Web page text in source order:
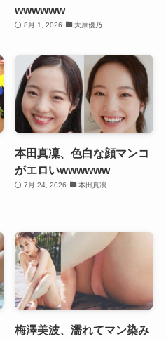
wwwwww
8月 1, 2026 大原優乃
本田真凜、色白な顔マンコ
がエロいwwwwww
7月 24, 2026 本田真凜
梅澤美波、濡れてマン染み